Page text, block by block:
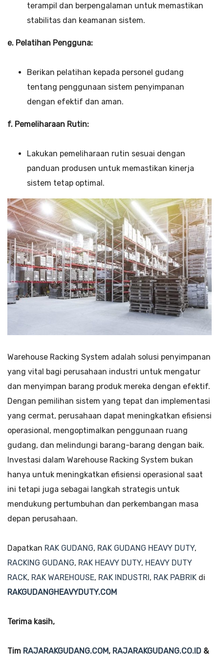
terampil dan berpengalaman untuk memastikan
stabilitas dan keamanan sistem.
e. Pelatihan Pengguna:
Berikan pelatihan kepada personel gudang
tentang penggunaan sistem penyimpanan
dengan efektif dan aman.
f. Pemeliharaan Rutin:
Lakukan pemeliharaan rutin sesuai dengan
panduan produsen untuk memastikan kinerja
sistem tetap optimal.
Warehouse Racking System adalah solusi penyimpanan
yang vital bagi perusahaan industri untuk mengatur
dan menyimpan barang produk mereka dengan efektif.
Dengan pemilihan sistem yang tepat dan implementasi
yang cermat, perusahaan dapat meningkatkan efisiensi
operasional, mengoptimalkan penggunaan ruang
gudang, dan melindungi barang-barang dengan baik.
Investasi dalam Warehouse Racking System bukan
hanya untuk meningkatkan efisiensi operasional saat
ini tetapi juga sebagai langkah strategis untuk
mendukung pertumbuhan dan perkembangan masa
depan perusahaan.
Dapatkan RAK GUDANG, RAK GUDANG HEAVY DUTY,
RACKING GUDANG, RAK HEAVY DUTY, HEAVY DUTY
RACK, RAK WAREHOUSE, RAK INDUSTRI, RAK PABRIK di
RAKGUDANGHEAVYDUTY.COM
Terima kasih,
Tim RAJARAKGUDANG.COM, RAJARAKGUDANG.CO.ID &